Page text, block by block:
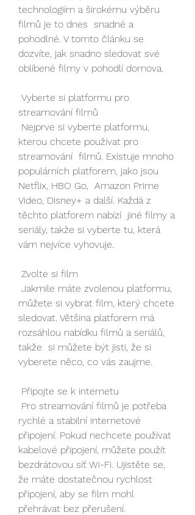
technologiím a širokému výběru
filmů je to dnes  snadné a
pohodlné. V tomto článku se
dozvíte, jak snadno sledovat své
oblíbené filmy v pohodlí domova.
streamování filmů
kterou chcete používat pro
streamování  filmů. Existuje mnoho
populárních platforem, jako jsou
Netflix, HBO Go,  Amazon Prime
Video, Disney+ a další. Každá z
těchto platforem nabízí  jiné filmy a
seriály, takže si vyberte tu, která
vám nejvíce vyhovuje.
Zvolte si film
můžete si vybrat film, který chcete
sledovat. Většina platforem má
rozsáhlou nabídku filmů a seriálů,
takže  si můžete být jisti, že si
vyberete něco, co vás zaujme.
Připojte se k internetu
rychlé a stabilní internetové
připojení. Pokud nechcete používat
kabelové připojení, můžete použít
bezdrátovou síť Wi-Fi. Ujistěte se,
že máte dostatečnou rychlost
připojení, aby se film mohl
přehrávat bez přerušení.